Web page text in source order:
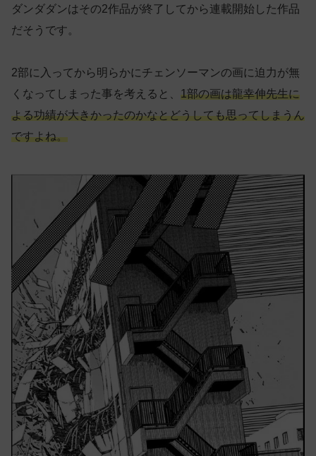
ダンダダンはその2作品が終了してから連載開始した作品
だそうです。
2部に入ってから明らかにチェンソーマンの画に迫力が無
くなってしまった事を考えると、 1部の画は龍幸伸先生に
よる功績が大きかったのかなとどうしても思ってしまうん
ですよね。